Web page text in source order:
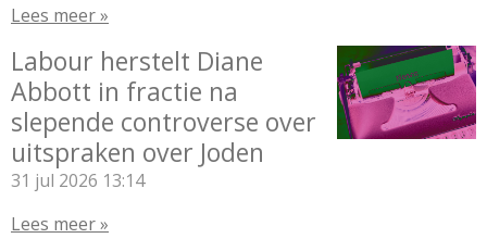
Lees meer »
Labour herstelt Diane
Abbott in fractie na
slepende controverse over
uitspraken over Joden
31 jul 2026 13:14
Lees meer »